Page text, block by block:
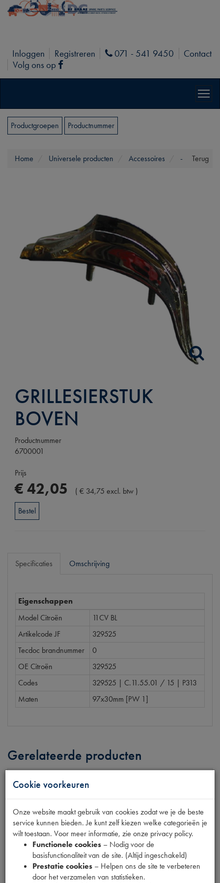
Inloggen Registreren Phone
071 - 541 9450
Contact
Volg ons op
Facebook
Productgroepen Productnummer
Terug
Home Universele producten Accessoires -
GRILLESIERSTUK
BOVEN
Productnummer
6700001
Prijs
€ 42,05 ( € 34,75 excl. btw )
Bestel
Specificaties Omschrijving
Eigenschappen
Model Citroën
11CV BL
Artikelcode JF
329525
Tecdoc brandnummer
0
OE Citroën
329525
Codes
329525 | C.11.55.01 / 15 | P313
Maten
97x30mm [PW 1]
Gerelateerde producten
CHEVRON STRIPS BEV. KLEM
€1,28 (€1,06excl. btw)
Info Bestel
Cookie voorkeuren
Onze website maakt gebruik van cookies zodat we je de beste
service kunnen bieden. Je kunt zelf kiezen welke categorieën je
wilt toestaan. Voor meer informatie, zie onze privacy policy.
Functionele cookies – Nodig voor de
basisfunctionaliteit van de site. (Altijd ingeschakeld)
Prestatie cookies – Helpen ons de site te verbeteren
door het verzamelen van statistieken.